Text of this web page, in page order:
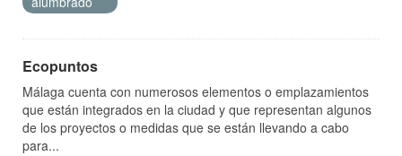
Ecopuntos
Málaga cuenta con numerosos elementos o emplazamientos
que están integrados en la ciudad y que representan algunos
de los proyectos o medidas que se están llevando a cabo
para...